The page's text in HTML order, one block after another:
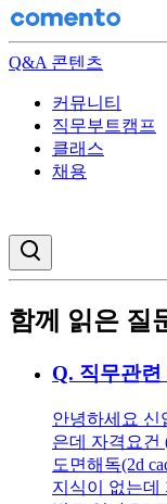
Q&A 콘텐츠
커뮤니티
직무부트캠프
클래스
채용
함께 읽은 질
Q. 직무관
안녕하세요 신
은데 자격요건
도면해독(2d
지식이 없는데